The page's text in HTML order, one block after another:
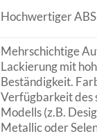
Hochwertiger
Mehrschichtige
Lackierung mit
Beständigkeit.
Verfügbarkeit des
Modells (z.B.
Metallic oder